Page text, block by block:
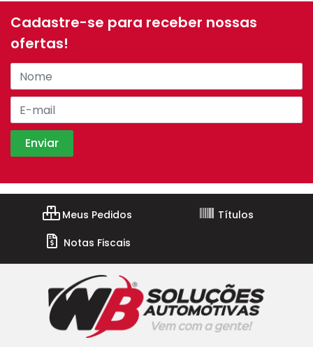
Cadastre-se para receber nossas
ofertas!
Meus Pedidos
Títulos
Notas Fiscais